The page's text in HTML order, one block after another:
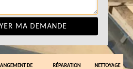
DE
RÉPARATION
NETTOYAGE